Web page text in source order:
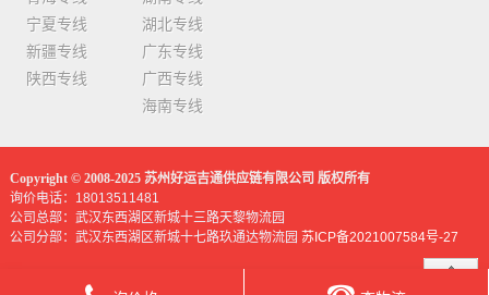
宁夏专线
新疆专线
陕西专线
湖北专线
广东专线
广西专线
海南专线
Copyright © 2008-2025 苏州好运吉通供应链有限公司 版权所有
询价电话：18013511481
公司总部：武汉东西湖区新城十三路天黎物流园
公司分部：武汉东西湖区新城十七路玖通达物流园 苏ICP备2021007584号-27